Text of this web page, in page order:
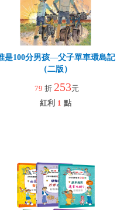
是100分男孩—父子單車環島記
（二版）
79 折 253元
紅利 1 點